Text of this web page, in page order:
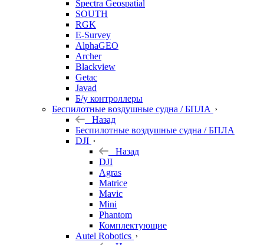
Spectra Geospatial
SOUTH
RGK
E-Survey
AlphaGEO
Archer
Blackview
Getac
Javad
Б/у контроллеры
Беспилотные воздушные судна / БПЛА
Назад
Беспилотные воздушные судна / БПЛА
DJI
Назад
DJI
Agras
Matrice
Mavic
Mini
Phantom
Комплектующие
Autel Robotics